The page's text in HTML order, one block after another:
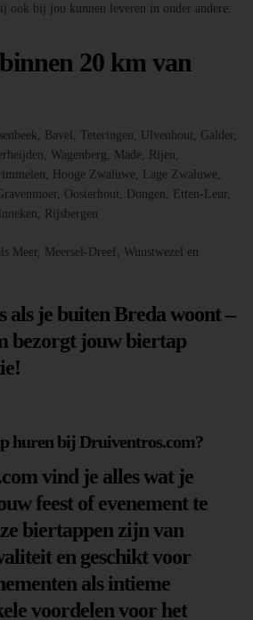
ook bij jou kunnen leveren in onder andere:
20 km van
Bavel, Teteringen, Ulvenhout, Galder,
Wagenberg, Made, Rijen,
Hooge Zwaluwe, Lage Zwaluwe,
Oosterhout, Dongen, Etten-Leur,
Rijsbergen
Meer, Meersel-Dreef, Wuustwezel en
als je buiten Breda woont –
bezorgt jouw biertap
huren bij Druiventros.com?
vind je alles wat je
feest of evenement te
biertappen zijn van
en geschikt voor
als intieme
voordelen voor het